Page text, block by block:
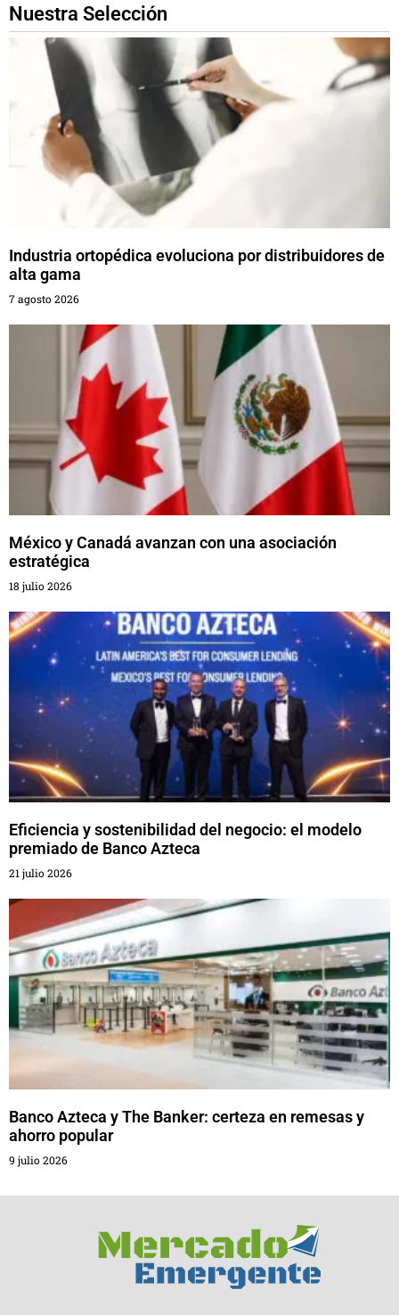
Nuestra Selección
Industria ortopédica evoluciona por distribuidores de
alta gama
7 agosto 2026
México y Canadá avanzan con una asociación
estratégica
18 julio 2026
Eficiencia y sostenibilidad del negocio: el modelo
premiado de Banco Azteca
21 julio 2026
Banco Azteca y The Banker: certeza en remesas y
ahorro popular
9 julio 2026